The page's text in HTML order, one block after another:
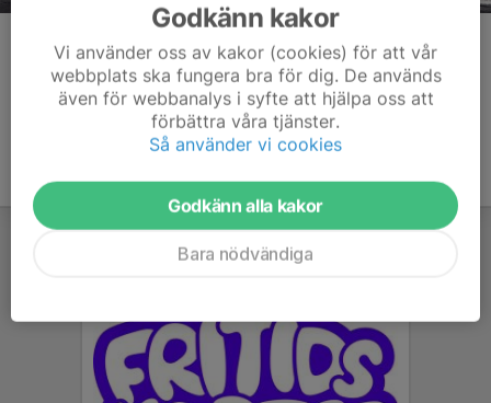
Kommentarer
Godkänn kakor
Vi använder oss av kakor (cookies) för att vår
webbplats ska fungera bra för dig. De används
även för webbanalys i syfte att hjälpa oss att
förbättra våra tjänster.
Så använder vi cookies
Godkänn alla kakor
Bara nödvändiga